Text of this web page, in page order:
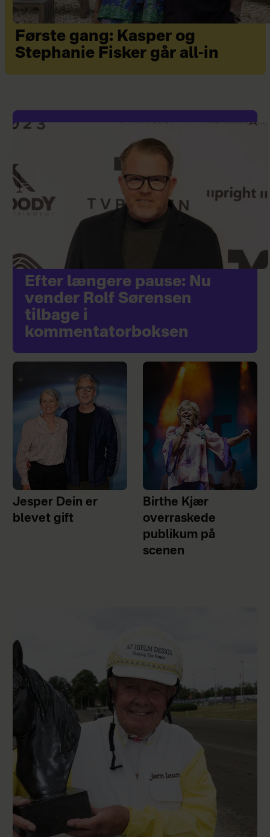
Første gang: Kasper og
Stephanie Fisker går all-in
Efter længere pause: Nu
vender Rolf Sørensen
tilbage i
kommentatorboksen
Jesper Dein er
blevet gift
Birthe Kjær
overraskede
publikum på
scenen